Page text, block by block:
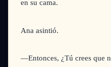
en su cama.
Ana asintió.
—Entonces, ¿Tú crees que